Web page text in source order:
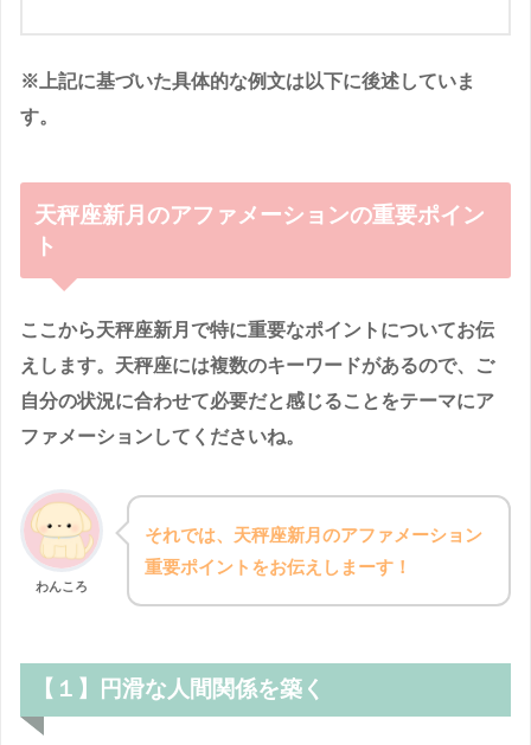
※上記に基づいた具体的な例文は以下に後述していま
す。
天秤座新月のアファメーションの重要ポイン
ト
ここから天秤座新月で特に重要なポイントについてお伝
えします。天秤座には複数のキーワードがあるので、ご
自分の状況に合わせて必要だと感じることをテーマにア
ファメーションしてくださいね。
わんころ
それでは、天秤座新月のアファメーション
重要ポイントをお伝えしまーす！
【１】円滑な人間関係を築く